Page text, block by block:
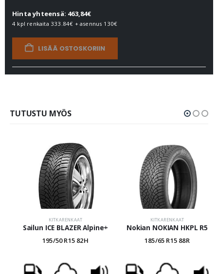
Hinta yhteensä: 463,84€
4 kpl renkaita 333.84€ + asennus 130€
LISÄÄ OSTOSKORIIN
TUTUSTU MYÖS
KITKARENKAAT
Sailun ICE BLAZER Alpine+
195/50 R15 82H
KITKARENKAAT
Nokian NOKIAN HKPL R5
185/65 R15 88R